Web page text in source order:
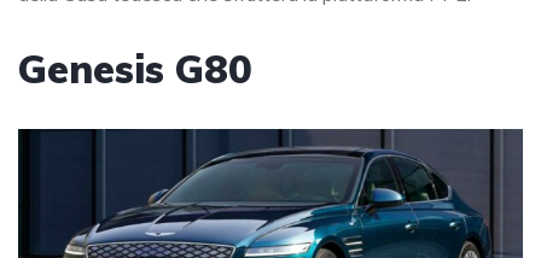
Genesis G80